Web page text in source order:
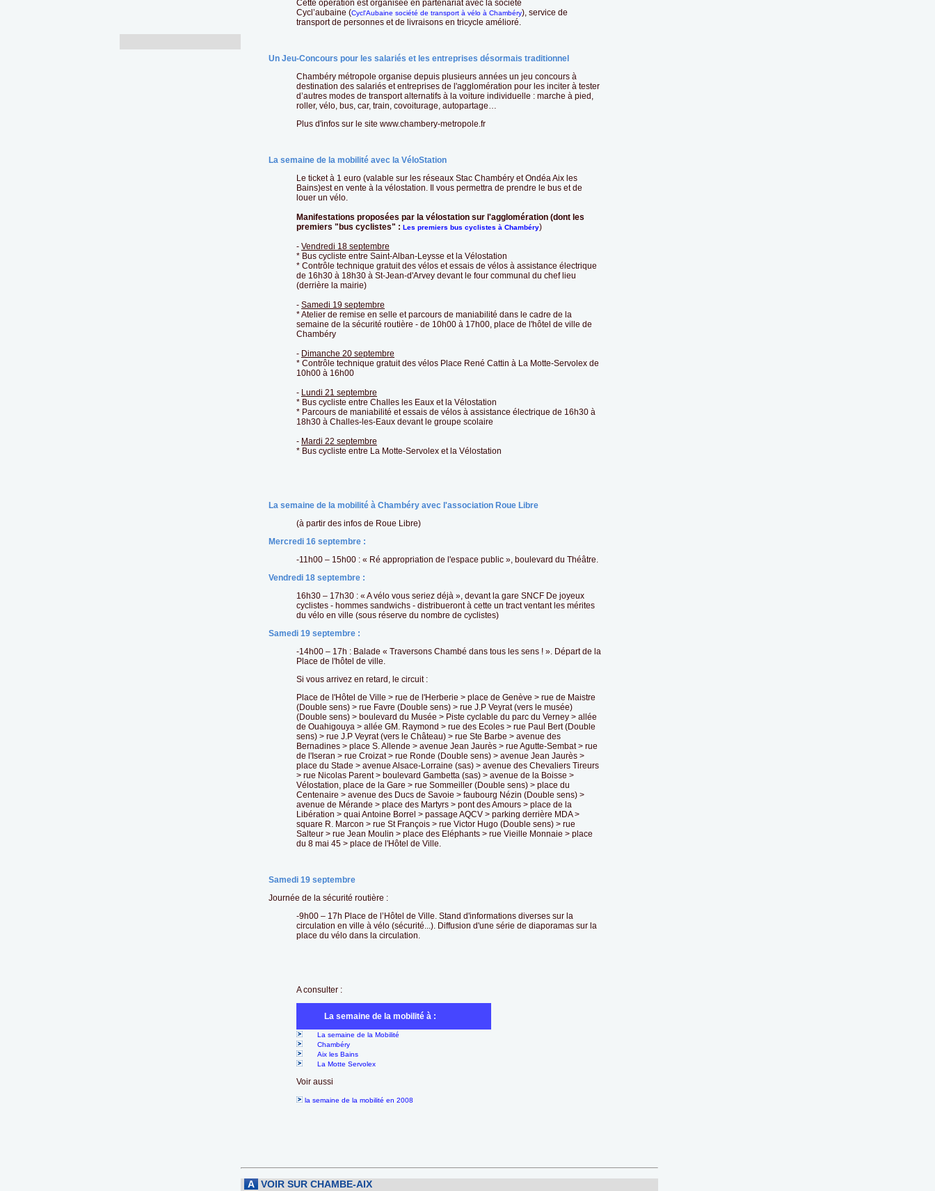
Cette opération est organisée en partenariat avec la société
Cycl’aubaine (Cycl'Aubaine société de transport à vélo à Chambéry), service de
transport de personnes et de livraisons en tricycle amélioré.
Un Jeu-Concours pour les salariés et les entreprises désormais traditionnel
Chambéry métropole organise depuis plusieurs années un jeu concours à
destination des salariés et entreprises de l'agglomération pour les inciter à tester
d’autres modes de transport alternatifs à la voiture individuelle : marche à pied,
roller, vélo, bus, car, train, covoiturage, autopartage…
Plus d'infos sur le site www.chambery-metropole.fr
La semaine de la mobilité avec la VéloStation
Le ticket à 1 euro (valable sur les réseaux Stac Chambéry et Ondéa Aix les
Bains)est en vente à la vélostation. Il vous permettra de prendre le bus et de
louer un vélo.
Manifestations proposées par la vélostation sur l'agglomération (dont les
premiers "bus cyclistes" : Les premiers bus cyclistes à Chambéry)
- Vendredi 18 septembre
* Bus cycliste entre Saint-Alban-Leysse et la Vélostation
* Contrôle technique gratuit des vélos et essais de vélos à assistance électrique
de 16h30 à 18h30 à St-Jean-d'Arvey devant le four communal du chef lieu
(derrière la mairie)
- Samedi 19 septembre
* Atelier de remise en selle et parcours de maniabilité dans le cadre de la
semaine de la sécurité routière - de 10h00 à 17h00, place de l'hôtel de ville de
Chambéry
- Dimanche 20 septembre
* Contrôle technique gratuit des vélos Place René Cattin à La Motte-Servolex de
10h00 à 16h00
- Lundi 21 septembre
* Bus cycliste entre Challes les Eaux et la Vélostation
* Parcours de maniabilité et essais de vélos à assistance électrique de 16h30 à
18h30 à Challes-les-Eaux devant le groupe scolaire
- Mardi 22 septembre
* Bus cycliste entre La Motte-Servolex et la Vélostation
La semaine de la mobilité à Chambéry avec l'association Roue Libre
(à partir des infos de Roue Libre)
Mercredi 16 septembre :
-11h00 – 15h00 : « Ré appropriation de l'espace public », boulevard du Théâtre.
Vendredi 18 septembre :
16h30 – 17h30 : « A vélo vous seriez déjà », devant la gare SNCF De joyeux
cyclistes - hommes sandwichs - distribueront à cette un tract ventant les mérites
du vélo en ville (sous réserve du nombre de cyclistes)
Samedi 19 septembre :
-14h00 – 17h : Balade « Traversons Chambé dans tous les sens ! ». Départ de la
Place de l'hôtel de ville.
Si vous arrivez en retard, le circuit :
Place de l'Hôtel de Ville > rue de l'Herberie > place de Genève > rue de Maistre
(Double sens) > rue Favre (Double sens) > rue J.P Veyrat (vers le musée)
(Double sens) > boulevard du Musée > Piste cyclable du parc du Verney > allée
de Ouahigouya > allée GM. Raymond > rue des Ecoles > rue Paul Bert (Double
sens) > rue J.P Veyrat (vers le Château) > rue Ste Barbe > avenue des
Bernadines > place S. Allende > avenue Jean Jaurès > rue Agutte-Sembat > rue
de l'Iseran > rue Croizat > rue Ronde (Double sens) > avenue Jean Jaurès >
place du Stade > avenue Alsace-Lorraine (sas) > avenue des Chevaliers Tireurs
> rue Nicolas Parent > boulevard Gambetta (sas) > avenue de la Boisse >
Vélostation, place de la Gare > rue Sommeiller (Double sens) > place du
Centenaire > avenue des Ducs de Savoie > faubourg Nézin (Double sens) >
avenue de Mérande > place des Martyrs > pont des Amours > place de la
Libération > quai Antoine Borrel > passage AQCV > parking derrière MDA >
square R. Marcon > rue St François > rue Victor Hugo (Double sens) > rue
Salteur > rue Jean Moulin > place des Eléphants > rue Vieille Monnaie > place
du 8 mai 45 > place de l'Hôtel de Ville.
Samedi 19 septembre
Journée de la sécurité routière :
-9h00 – 17h Place de l’Hôtel de Ville. Stand d'informations diverses sur la
circulation en ville à vélo (sécurité...). Diffusion d'une série de diaporamas sur la
place du vélo dans la circulation.
A consulter :
La semaine de la mobilité à :
La semaine de la Mobilité
Chambéry
Aix les Bains
La Motte Servolex
Voir aussi
la semaine de la mobilité en 2008
A VOIR SUR CHAMBE-AIX